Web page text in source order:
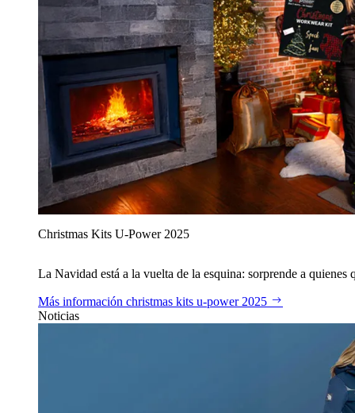
Christmas Kits U‑Power 2025
La Navidad está a la vuelta de la esquina: sorprende a
Más información christmas kits u‑power 2025
Noticias